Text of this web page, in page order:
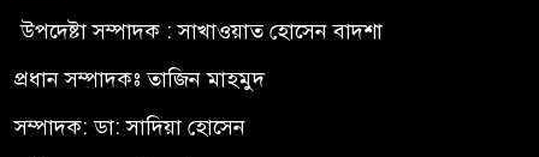
উপদেষ্টা সম্পাদক : সাখাওয়াত হোসেন বাদশা
প্রধান সম্পাদকঃ তাজিন মাহমুদ
সম্পাদক: ডা: সাদিয়া হোসেন